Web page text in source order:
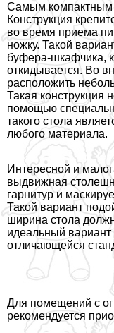
Самым компактным
Конструкция
во время приема
ножку. Такой
буфера-шкафчика,
откидывается. Во
расположить
Такая конструкция
помощью
такого стола
любого материала.
Интересной и
выдвижная
гарнитур и
Такой вариант
ширина стола
идеальный
отличающейся
Для помещений с
рекомендуется